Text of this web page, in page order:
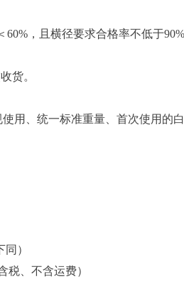
60%，且横径要求合格率不低于
货。
用、统一标准重量、首次使用的
）
税、不含运费）